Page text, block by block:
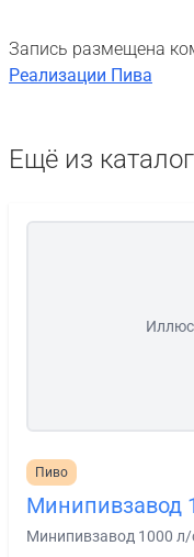
Запись размещена
Реализации Пива
Ещё из
Пиво
Минипивзавод
Минипивзавод 1000 л/